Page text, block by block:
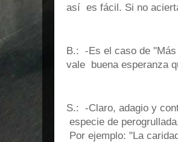
así es fácil. Si no
B.: -Es el caso de "Más
vale buena esperanza
S.: -Claro, adagio y
especie de
Por ejemplo: "La